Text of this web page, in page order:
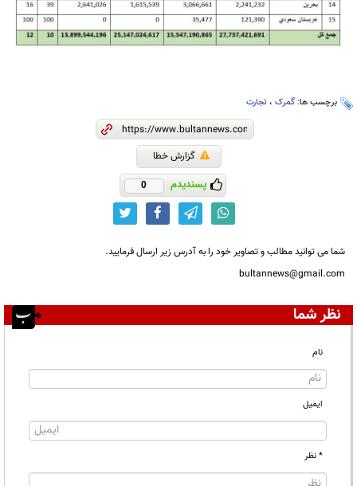
برچسب ها: گمرک ، تجارت
گزارش خطا
پسندیدم 0
شما می توانید مطالب و تصاویر خود را به آدرس زیر ارسال فرمایید.
bultannews@gmail.com
نظر شما
نام
ایمیل
* نظر